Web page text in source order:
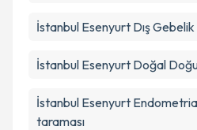
İstanbul Esenyurt Dış
İstanbul Esenyurt Doğal
İstanbul Esenyurt
taraması